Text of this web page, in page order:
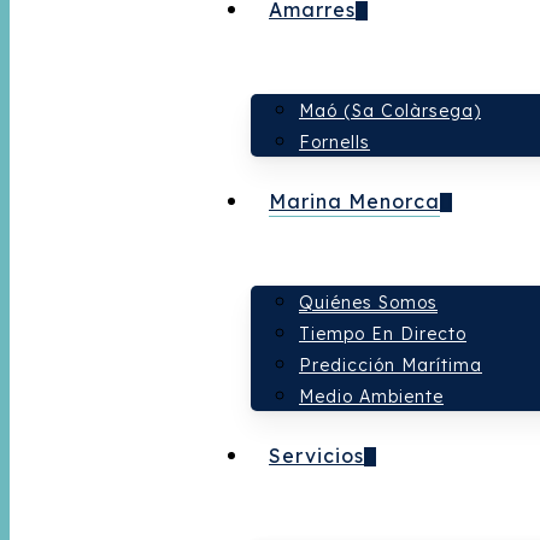
Amarres
Maó (Sa Colàrsega)
Fornells
Marina Menorca
Quiénes Somos
Tiempo En Directo
Predicción Marítima
Medio Ambiente
Servicios